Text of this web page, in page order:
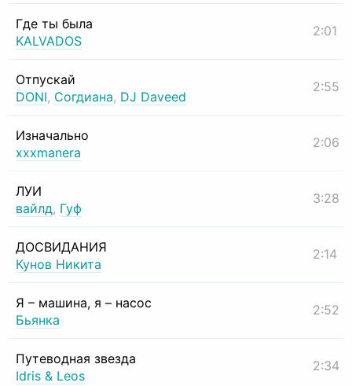
Где ты была
KALVADOS
2:01
Отпускай
DONI, Согдиана, DJ Daveed
2:55
Изначально
xxxmanera
2:06
ЛУИ
вайлд, Гуф
3:28
ДОСВИДАНИЯ
Кунов Никита
2:14
Я – машина, я – насос
Бьянка
2:52
Путеводная звезда
Idris & Leos
2:34